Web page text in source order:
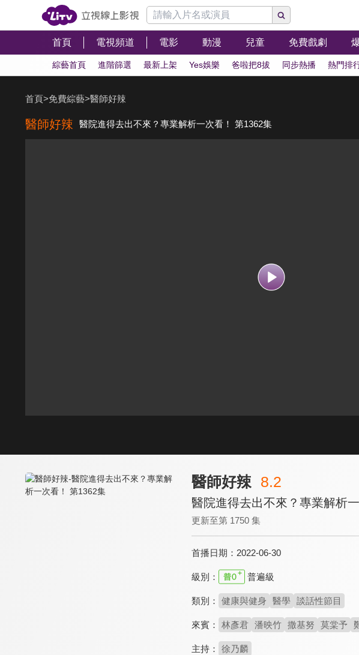
首頁 電視頻道 電影 動漫 兒童 免費戲劇
綜藝首頁 進階篩選 最新上架 Yes娛樂 爸啦把8拔 同步熱播 熱門排
首頁>免費綜藝>醫師好辣
醫師好辣 醫院進得去出不來？專業解析一次看！ 第1362集
醫師好辣 8.2
醫院進得去出不來？專業解析
更新至第 1750 集
首播日期： 2022-06-30
級別： 普遍級
類別： 健康與健身 醫學 談話性節目
來賓： 林彥君 潘映竹 撒基努 莫棠予
主持： 徐乃麟